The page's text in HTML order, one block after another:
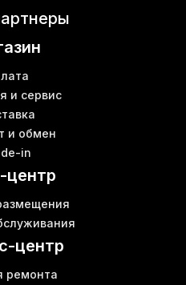
и сервис
и обмен
in
центр
центр
ремонта